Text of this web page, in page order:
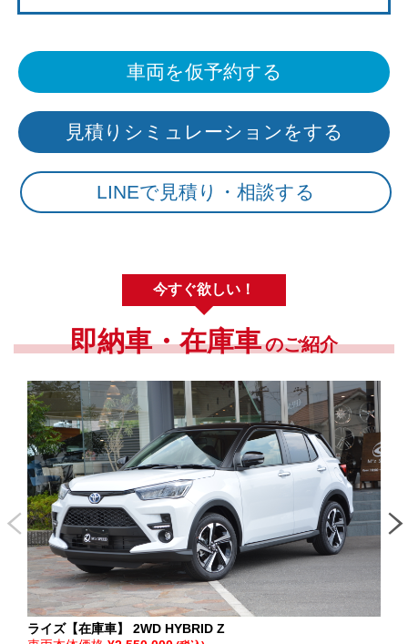
車両を仮予約する
見積りシミュレーションをする
LINEで見積り・相談する
今すぐ欲しい！
即納車・在庫車のご紹介
ライズ【在庫車】 2WD HYBRID Z